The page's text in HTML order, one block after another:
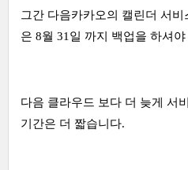
그간 다음카카오의 캘린더 서
은 8월 31일 까지 백업을 하셔
다음 클라우드 보다 더 늦게 서
기간은 더 짧습니다.